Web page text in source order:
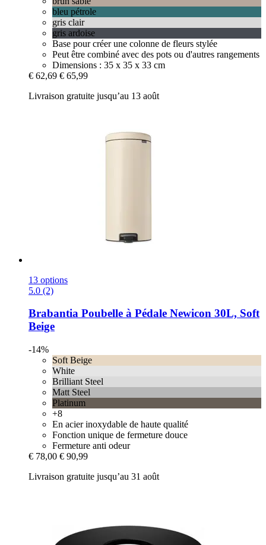
bleu pétrole
gris clair
gris ardoise
Base pour créer une colonne de fleurs stylée
Peut être combiné avec des pots ou d'autres rangements
Dimensions : 35 x 35 x 33 cm
€ 62,69 € 65,99
Livraison gratuite jusqu’au 13 août
13 options
5.0 (2)
Brabantia Poubelle à Pédale Newicon 30L, Soft
Beige
-14%
Soft Beige
White
Brilliant Steel
Matt Steel
Platinum
+8
En acier inoxydable de haute qualité
Fonction unique de fermeture douce
Fermeture anti odeur
€ 78,00 € 90,99
Livraison gratuite jusqu’au 31 août